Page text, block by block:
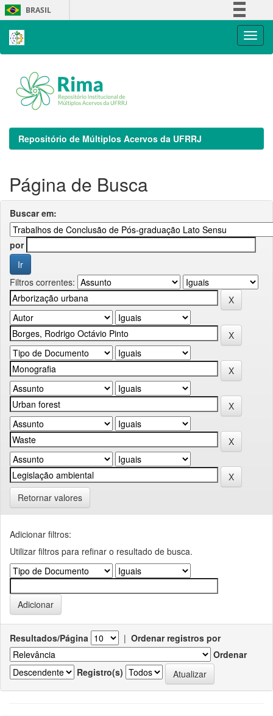
Skip
navigation
BRASIL
Repositório de Múltiplos Acervos da UFRRJ
Página de Busca
Buscar em:
por
Filtros correntes:
Retornar valores
Adicionar filtros:
Utilizar filtros para refinar o resultado de busca.
Resultados/Página | Ordenar registros por
Ordenar
Registro(s)